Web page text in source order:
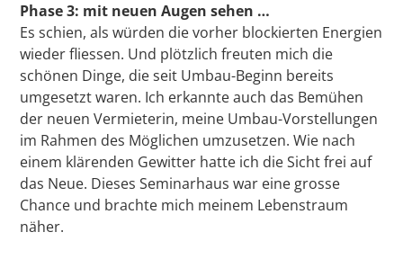
Phase 3: mit neuen Augen sehen …
Es schien, als würden die vorher blockierten Energien
wieder fliessen. Und plötzlich freuten mich die
schönen Dinge, die seit Umbau-Beginn bereits
umgesetzt waren. Ich erkannte auch das Bemühen
der neuen Vermieterin, meine Umbau-Vorstellungen
im Rahmen des Möglichen umzusetzen. Wie nach
einem klärenden Gewitter hatte ich die Sicht frei auf
das Neue. Dieses Seminarhaus war eine grosse
Chance und brachte mich meinem Lebenstraum
näher.